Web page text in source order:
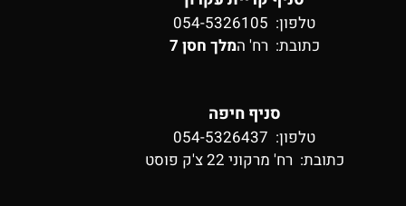
טלפון: 054-5326105
כתובת: רח' המלך חסן 7
סניף חיפה
טלפון: 054-5326437
כתובת: רח' מרקוני 22 צ'ק פוסט